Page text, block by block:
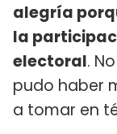
alegría
la
electoral.
pudo haber
a tomar en